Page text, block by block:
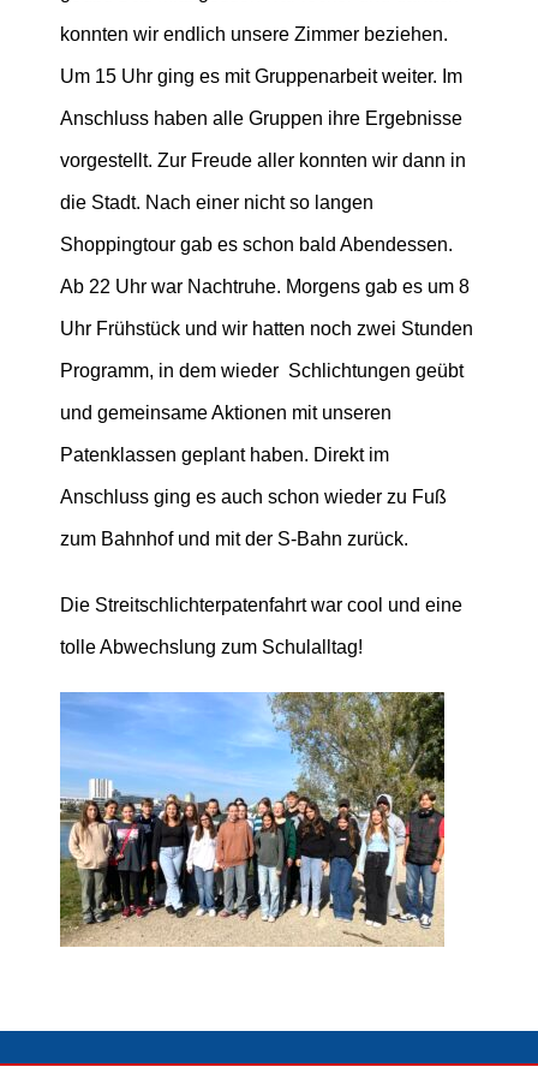
konnten wir endlich unsere Zimmer beziehen.
Um 15 Uhr ging es mit Gruppenarbeit weiter. Im
Anschluss haben alle Gruppen ihre Ergebnisse
vorgestellt. Zur Freude aller konnten wir dann in
die Stadt. Nach einer nicht so langen
Shoppingtour gab es schon bald Abendessen.
Ab 22 Uhr war Nachtruhe. Morgens gab es um 8
Uhr Frühstück und wir hatten noch zwei Stunden
Programm, in dem wieder Schlichtungen geübt
und gemeinsame Aktionen mit unseren
Patenklassen geplant haben. Direkt im
Anschluss ging es auch schon wieder zu Fuß
zum Bahnhof und mit der S-Bahn zurück.
Die Streitschlichterpatenfahrt war cool und eine
tolle Abwechslung zum Schulalltag!